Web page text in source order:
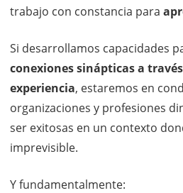
trabajo con constancia para
Si desarrollamos capacidades
conexiones sinápticas a
experiencia, estaremos en
organizaciones y profesiones
ser exitosas en un contexto
imprevisible.
Y fundamentalmente: